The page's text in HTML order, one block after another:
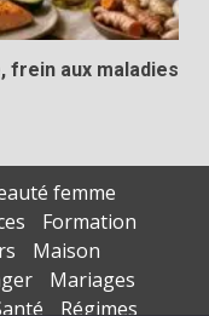
frein aux maladies
femme
Formation
Maison
Mariages
Régimes